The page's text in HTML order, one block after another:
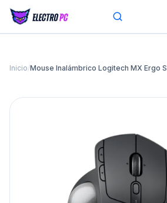
Inicio/Mouse Inalámbrico Logitech MX Ergo S